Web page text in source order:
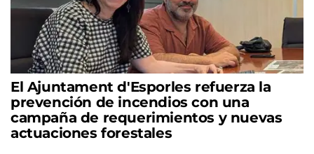
El Ajuntament d'Esporles refuerza la
prevención de incendios con una
campaña de requerimientos y nuevas
actuaciones forestales